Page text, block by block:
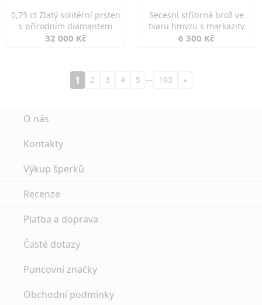
0,75 ct Zlatý solitérní prsten
s přírodním diamantem
32 000 Kč
Secesní stříbrná brož ve
tvaru hmyzu s markazity
6 300 Kč
1 2 3 4 5 … 193 »
O nás
Kontakty
Výkup šperků
Recenze
Platba a doprava
Časté dotazy
Puncovní značky
Obchodní podmínky